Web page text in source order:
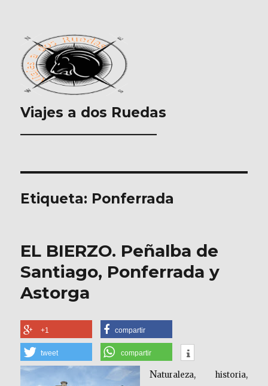
Viajes a dos Ruedas
___________________
Etiqueta: Ponferrada
EL BIERZO. Peñalba de
Santiago, Ponferrada y
Astorga
+1 compartir
tweet compartir
Naturaleza, historia,